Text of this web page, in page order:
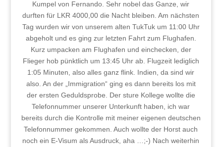
Kumpel von Fernando. Sehr nobel das Ganze, wir
durften für LKR 4000,00 die Nacht bleiben. Am nächsten
Tag wurden wir von unserem alten TukTuk um 11:00 Uhr
abgeholt und es ging zur letzten Fahrt zum Flughafen.
Kurz umpacken am Flughafen und einchecken, der
Flieger hob pünktlich um 13:45 Uhr ab. Flugzeit lediglich
1:05 Minuten, also alles ganz flink. Indien, da sind wir
also. An der „Immigration“ ging es dann bereits los mit
der ersten Geduldsprobe. Der sture Kollege wollte die
Telefonnummer unserer Unterkunft haben, ich war
bereits durch die Kontrolle mit meiner eigenen deutschen
Telefonnummer gekommen. Auch wollte der Horst auch
noch ein E-Visum als Ausdruck, aha …;-) Nach weiterhin